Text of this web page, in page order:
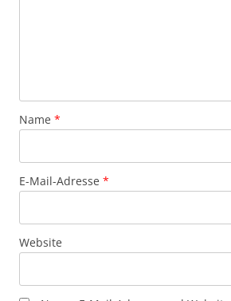
Name *
E-Mail-Adresse *
Website